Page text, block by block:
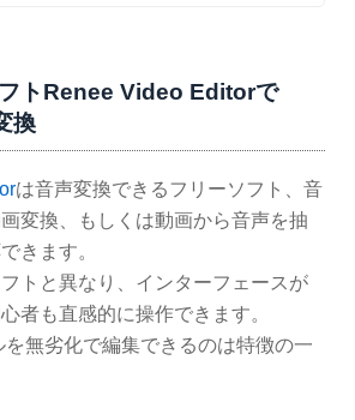
トRenee Video Editorで
換
は音声変換できるフリーソフト、音
変換、もしくは動画から音声を抽
きます。
トと異なり、インターフェースが
者も直感的に操作できます。
無劣化で編集できるのは特徴の一